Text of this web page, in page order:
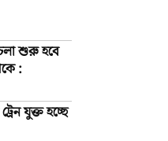
শুরু হবে
:
যুক্ত হচ্ছে